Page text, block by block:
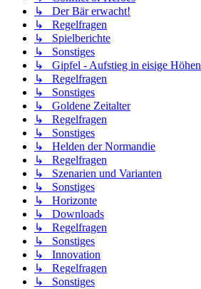
↳ Der Bär erwacht!
↳ Regelfragen
↳ Spielberichte
↳ Sonstiges
↳ Gipfel - Aufstieg in eisige Höhen
↳ Regelfragen
↳ Sonstiges
↳ Goldene Zeitalter
↳ Regelfragen
↳ Sonstiges
↳ Helden der Normandie
↳ Regelfragen
↳ Szenarien und Varianten
↳ Sonstiges
↳ Horizonte
↳ Downloads
↳ Regelfragen
↳ Sonstiges
↳ Innovation
↳ Regelfragen
↳ Sonstiges